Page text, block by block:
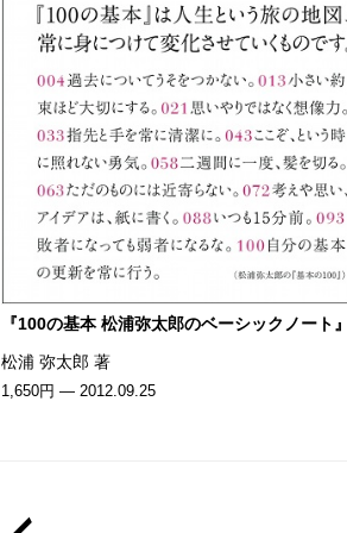
『100の基本 松浦弥太郎のベーシックノート
松浦 弥太郎 著
1,650円 — 2012.09.25